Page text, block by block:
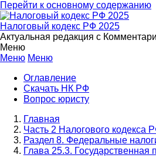
Перейти к основному содержанию
Налоговый кодекс РФ 2025
Актуальная редакция с
Меню
Меню Меню
Оглавление
Скачать НК РФ
Вопрос юристу
Главная
Часть 2 Налогового кодекса
Раздел 8. Федеральные
Глава 25.3. Государственная